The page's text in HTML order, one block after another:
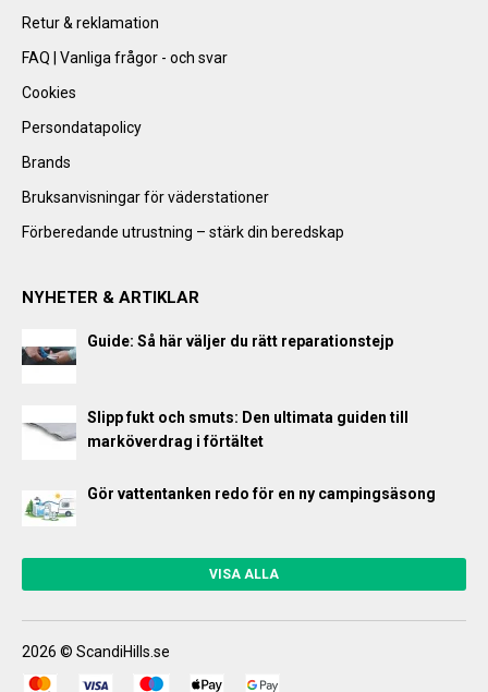
Retur & reklamation
FAQ | Vanliga frågor - och svar
Cookies
Persondatapolicy
Brands
Bruksanvisningar för väderstationer
Förberedande utrustning – stärk din beredskap
NYHETER & ARTIKLAR
Guide: Så här väljer du rätt reparationstejp
Slipp fukt och smuts: Den ultimata guiden till
marköverdrag i förtältet
Gör vattentanken redo för en ny campingsäsong
VISA ALLA
2026 © ScandiHills.se